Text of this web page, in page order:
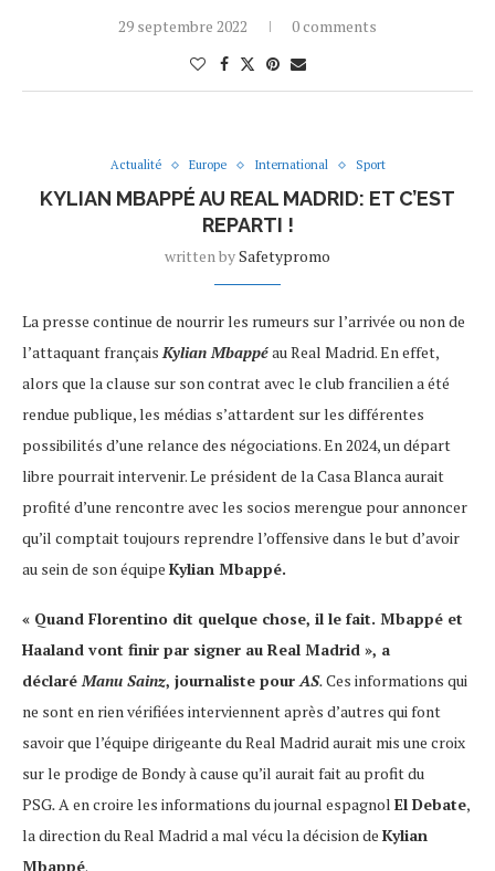
29 septembre 2022 0 comments
Actualité Europe International Sport
KYLIAN MBAPPÉ AU REAL MADRID: ET C’EST
REPARTI !
written bySafetypromo
La presse continue de nourrir les rumeurs sur l’arrivée ou non de
l’attaquant françaisKylian Mbappéau Real Madrid. En effet,
alors que la clause sur son contrat avec le club francilien a été
rendue publique, les médias s’attardent sur les différentes
possibilités d’une relance des négociations. En 2024, un départ
libre pourrait intervenir. Le président de la Casa Blanca aurait
profité d’une rencontre avec les socios merengue pour annoncer
qu’il comptait toujours reprendre l’offensive dans le but d’avoir
au sein de son équipe Kylian Mbappé.
« Quand Florentino dit quelque chose, il le fait. Mbappé et
Haaland vont finir par signer au Real Madrid », a
déclaréManu Sainz, journaliste pourAS.Ces informations qui
ne sont en rien vérifiées interviennent après d’autres qui font
savoir que l’équipe dirigeante du Real Madrid aurait mis une croix
sur le prodige de Bondy à cause qu’il aurait fait au profit du
PSG.A en croire les informations du journal espagnol El Debate,
la direction du Real Madrid a mal vécu la décision de Kylian
Mbappé.